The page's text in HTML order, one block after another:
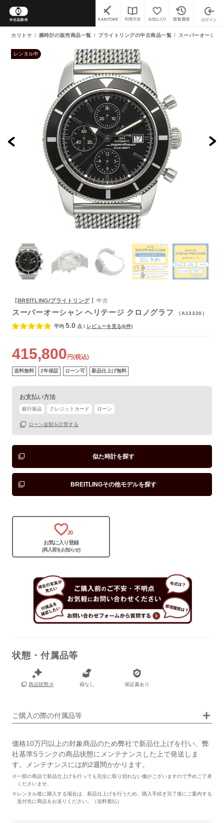
カリトケ 腕時計の販売商品一覧 ブライトリングの中古商品一覧 スーパーオーシャ
レンタル中
【 BREITLING/ブライトリング】中古
スーパーオーシャン ヘリテージ クロノグラフ （A13320）
平均 5.0 点 / レビューを見る(6件)
415,800 円(税込)
送料無料 2年保証 ローン可 新品仕上げ無料
お支払い方法
銀行振込 クレジットカード ローン
ローン金額を計算する
似た時計を探す
BREITLINGその他モデルを探す
20
お気に入り登録
(再入荷をお知らせ)
状態・付属品等
商品状態:A 箱なし 保証書あり
ご購入の際の付属品等
保証書
箱
なし
価格10万円以上の対象商品のため弊社で新品仕上げを行い、弊
社基準Sランクの商品状態にメンテナンスした上で発送しま
す。メンテナンスには約2週間かかります。
※一部の商品で新品仕上げを行っても完全に取り切れない傷がございますので予めご了承
くださいませ。
※レンタル後に購入する場合は、新品仕上げを行うため、購入手続き完了後にご案内する
送付先に商品をお送りください。（送料着払）